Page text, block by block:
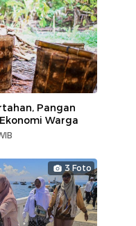
Pangan
Warga
3 Foto